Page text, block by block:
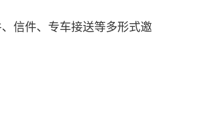
信件、专车接送等多形式邀